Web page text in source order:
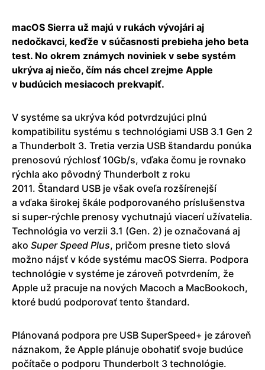
macOS Sierra už majú v rukách vývojári aj
nedočkavci, keďže v súčasnosti prebieha jeho beta
test. No okrem známych noviniek v sebe systém
ukrýva aj niečo, čím nás chcel zrejme Apple
v budúcich mesiacoch prekvapiť.
V systéme sa ukrýva kód potvrdzujúci plnú
kompatibilitu systému s technológiami USB 3.1 Gen 2
a Thunderbolt 3. Tretia verzia USB štandardu ponúka
prenosovú rýchlosť 10Gb/s, vďaka čomu je rovnako
rýchla ako pôvodný Thunderbolt z roku
2011. Štandard USB je však oveľa rozšírenejší
a vďaka širokej škále podporovaného príslušenstva
si super-rýchle prenosy vychutnajú viacerí užívatelia.
Technológia vo verzii 3.1 (Gen. 2) je označovaná aj
ako Super Speed Plus, pričom presne tieto slová
možno nájsť v kóde systému macOS Sierra. Podpora
technológie v systéme je zároveň potvrdením, že
Apple už pracuje na nových Macoch a MacBookoch,
ktoré budú podporovať tento štandard.
Plánovaná podpora pre USB SuperSpeed+ je zároveň
náznakom, že Apple plánuje obohatiť svoje budúce
počítače o podporu Thunderbolt 3 technológie.